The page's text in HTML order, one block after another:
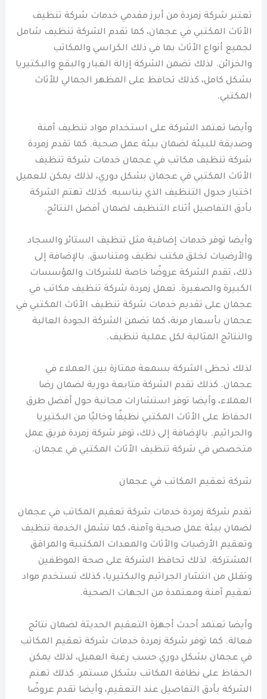
تعتبر شركة زمردة من أبرز مقدمي خدمات شركة تنظيف
الأثاث المكتبي في عجمان، كما تقدم الشركة تنظيف شامل
لجميع أنواع الأثاث بما في ذلك الكراسي والمكاتب
والخزائن. لذلك تضمن الشركة إزالة الغبار والبقع والبكتيريا
بشكل كامل، كذلك تحافظ على المظهر الجمالي للأثاث
المكتبي.
وأيضا تعتمد الشركة على استخدام مواد تنظيف آمنة
وصديقة للبيئة لضمان بيئة عمل صحية. كما تقدم زمردة
شركة تنظيف مكاتب في عجمان خدمات شركة تنظيف
الأثاث المكتبي في عجمان بشكل دوري، لذلك يمكن للعميل
اختيار جدول التنظيف الذي يناسبه. كذلك تهتم الشركة
بأدق التفاصيل أثناء التنظيف لضمان أفضل النتائج.
وأيضا توفر خدمات إضافية مثل تنظيف الستائر والسجاد
والأرضيات لخلق مكتب نظيف ومتناسق. بالإضافة إلى
ذلك، تقدم الشركة عروضًا خاصة للشركات والمؤسسات
الكبيرة والصغيرة. تعمل زمردة شركة تنظيف مكاتب في
عجمان على تقديم خدمات شركة تنظيف الأثاث المكتبي في
عجمان بأسعار مرنة، كما تضمن الشركة الجودة العالية
والنتائج المثالية لكل عملية تنظيف.
لذلك تحظى الشركة بسمعة ممتازة بين العملاء في
عجمان. كذلك تقدم الشركة متابعة دورية لضمان رضا
العملاء، وأيضا توفر استشارات مجانية حول أفضل طرق
الحفاظ على الأثاث المكتبي نظيفًا وخاليًا من البكتيريا
والجراثيم. بالإضافة إلى ذلك، توفر شركة زمردة فريق عمل
متخصص في شركة تنظيف الأثاث المكتبي في عجمان.
شركة تعقيم المكاتب في عجمان
تقدم شركة زمردة خدمات شركة تعقيم المكاتب في عجمان
لضمان بيئة عمل صحية وآمنة، كما تشمل الخدمة تنظيف
وتعقيم الأرضيات والأثاث والمعدات المكتبية والمرافق
المشتركة. لذلك تحافظ الشركة على صحة الموظفين
وتقلل من انتشار الجراثيم والبكتيريا، كذلك تستخدم مواد
تعقيم آمنة ومعتمدة من الجهات الصحية.
وأيضا تعتمد أحدث أجهزة التعقيم الحديثة لضمان نتائج
فعالة. كما توفر شركة زمردة خدمات شركة تعقيم المكاتب
في عجمان بشكل دوري حسب رغبة العميل، لذلك يمكن
الحفاظ على نظافة المكاتب بشكل مستمر. كذلك تهتم
الشركة بأدق التفاصيل عند التعقيم، وأيضا تقدم عروضًا